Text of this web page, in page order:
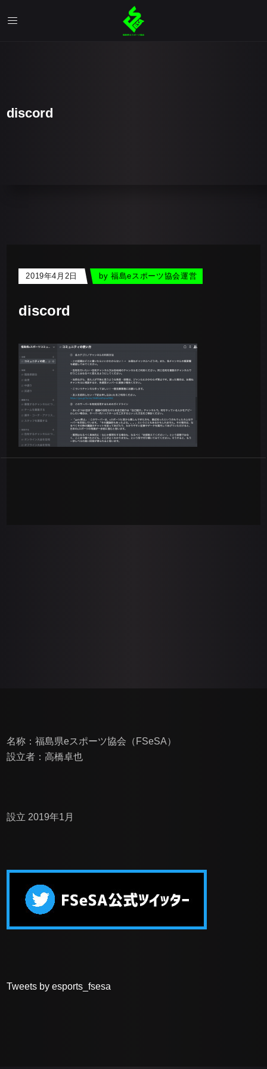
discord
2019年4月2日 by福島eスポーツ協会運営
discord
名称：福島県eスポーツ協会（FSeSA）
設立者：高橋卓也
設立 2019年1月
Tweets by esports_fsesa